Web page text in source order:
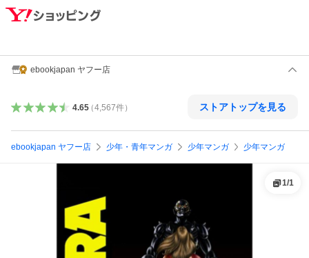
ebookjapan ヤフー店
4.65（4,567件） ストアトップを見る
ebookjapan ヤフー店 少年・青年マンガ 少年マンガ 少年マンガ
1/1